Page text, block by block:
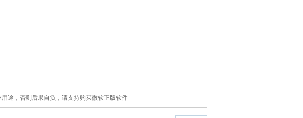
途，否则后果自负，请支持购买微软正版软件